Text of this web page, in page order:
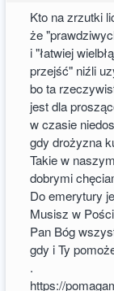
Kto na zrzutki
że
i "łatwiej
przejść" niźli
bo ta
jest dla
w czasie
gdy drożyzna
Takie w
dobrymi
Do emerytury
Musisz w
Pan Bóg
gdy i Ty
.
https://